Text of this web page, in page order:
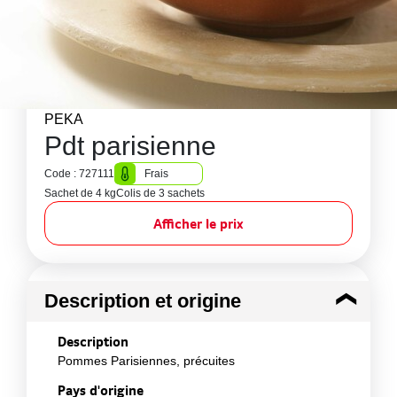
PEKA
Pdt parisienne
Code : 727111
Frais
Sachet de 4 kgColis de 3 sachets
Afficher le prix
Description et origine
Description
Pommes Parisiennes, précuites
Pays d'origine